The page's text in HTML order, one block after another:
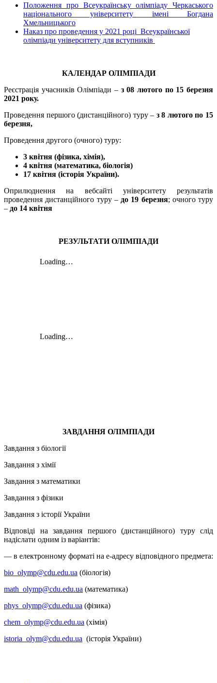
Положення про Всеукраїнську олімпіаду Черкаського
національного університету імені Богдана
Хмельницького
Наказ про проведення у 2021 році Всеукраїнської
олімпіади університету для вступників
КАЛЕНДАР ОЛІМПІАДИ
Реєстрація учасників Олімпіади – з 08 лютого по 15 березня
2021 року.
Проведення першого (дистанційного) туру – з 8 лютого по 15
березня,
Проведення другого (очного) туру:
3 квітня (фізика, хімія),
4 квітня (математика, біологія)
17 квітня (історія України).
Оприлюднення на вебсайті університету результатів
проведення дистанційного туру – до 19 березня; очного туру
– до 14 квітня
РЕЗУЛЬТАТИ ОЛІМПІАДИ
ЗАВДАННЯ ОЛІМПІАДИ
Завдання з біології
Завдання з хімії
Завдання з математики
Завдання з фізики
Завдання з історії України
Відповіді на завдання першого (дистанційного) туру слід
надіслати одним із варіантів:
— в електронному форматі на е-адресу відповідного предмета:
bio_olymp@cdu.edu.ua (біологія)
math_olymp@cdu.edu.ua (математика)
phys_olymp@cdu.edu.ua (фізика)
chem_olymp@cdu.edu.ua (хімія)
istoria_olym@cdu.edu.ua (історія України)